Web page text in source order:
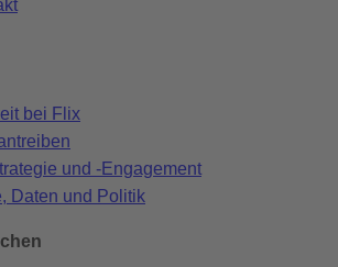
bei Flix
und -Engagement
Daten und Politik